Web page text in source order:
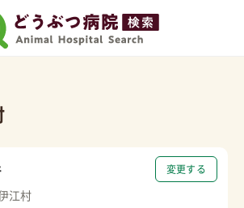
変更する
江村